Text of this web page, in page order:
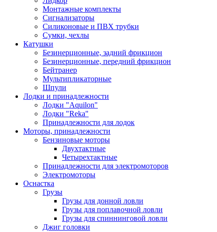
Монтажные комплекты
Сигнализаторы
Силиконовые и ПВХ трубки
Сумки, чехлы
Катушки
Безинерционные, задний фрикцион
Безинерционные, передний фрикцион
Бейтранер
Мультипликаторные
Шпули
Лодки и принадлежности
Лодки "Aquilon"
Лодки "Reka"
Принадлежности для лодок
Моторы, принадлежности
Бензиновые моторы
Двухтактные
Четырехтактные
Принадлежности для электромоторов
Электромоторы
Оснастка
Грузы
Грузы для донной ловли
Грузы для поплавочной ловли
Грузы для спиннинговой ловли
Джиг головки